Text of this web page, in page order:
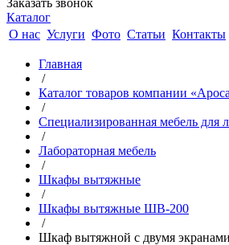
Заказать звонок
Каталог
О нас Услуги Фото Статьи Контакты
Главная
/
Каталог товаров компании
/
Специализированная мебель для
/
Лабораторная мебель
/
Шкафы вытяжные
/
Шкафы вытяжные ШВ-200
/
Шкаф вытяжной с двумя